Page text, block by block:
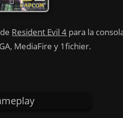
Resident Evil 4 para la
MediaFire y 1fichier.